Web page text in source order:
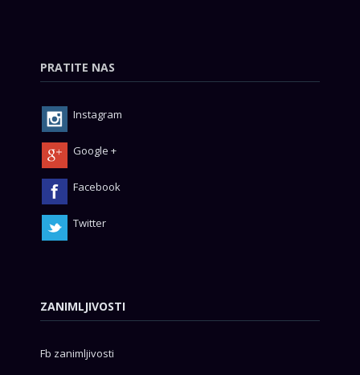
PRATITE NAS
Instagram
Google +
Facebook
Twitter
ZANIMLJIVOSTI
Fb zanimljivosti